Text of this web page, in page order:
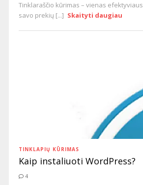
Tinklaraščio kūrimas – vienas
savo prekių [...] Skaityti daugiau
TINKLAPIŲ KŪRIMAS
Kaip instaliuoti WordPress?
4